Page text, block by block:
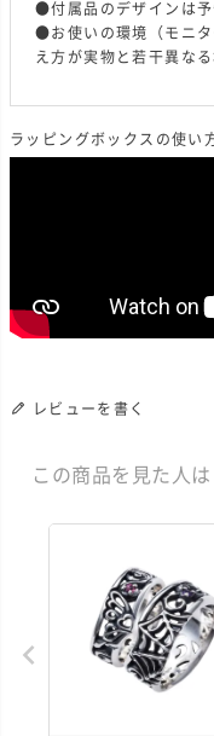
●付属品のデザインは予
●お使いの環境（モニタ
え方が実物と若干異な
ラッピングボックスの使い
レビューを書く
この商品を見た人